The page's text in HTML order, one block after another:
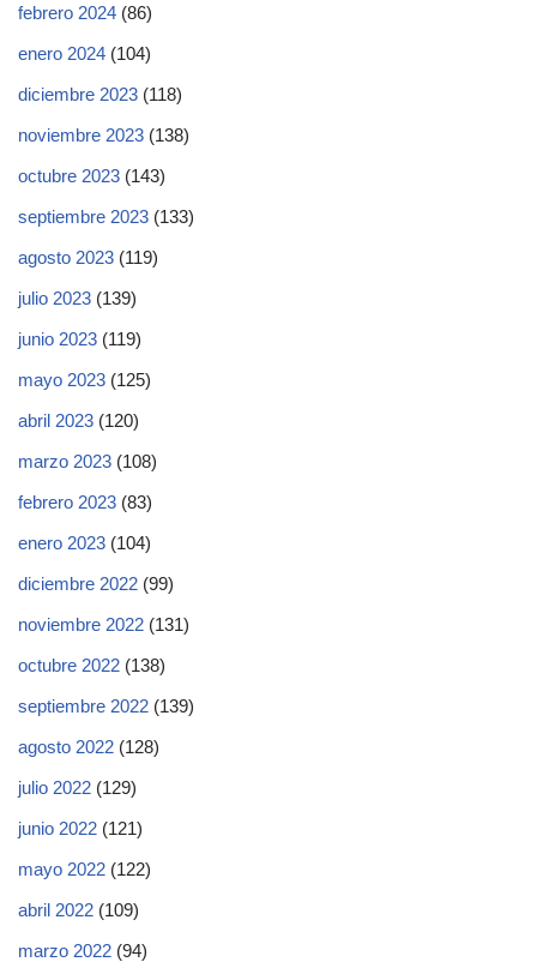
febrero 2024 (86)
enero 2024 (104)
diciembre 2023 (118)
noviembre 2023 (138)
octubre 2023 (143)
septiembre 2023 (133)
agosto 2023 (119)
julio 2023 (139)
junio 2023 (119)
mayo 2023 (125)
abril 2023 (120)
marzo 2023 (108)
febrero 2023 (83)
enero 2023 (104)
diciembre 2022 (99)
noviembre 2022 (131)
octubre 2022 (138)
septiembre 2022 (139)
agosto 2022 (128)
julio 2022 (129)
junio 2022 (121)
mayo 2022 (122)
abril 2022 (109)
marzo 2022 (94)